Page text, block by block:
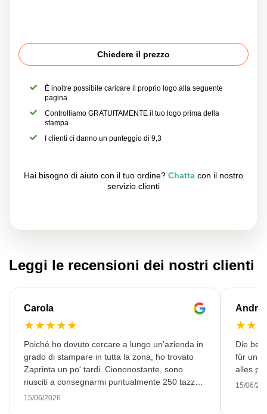
Chiedere il prezzo
È inoltre possibile caricare il proprio logo alla seguente
pagina
Controlliamo GRATUITAMENTE il tuo logo prima della
stampa
I clienti ci danno un punteggio di 9,3
Hai bisogno di aiuto con il tuo ordine? Chatta con il nostro
servizio clienti
Leggi le recensioni dei nostri clienti
Carola
★★★★★
Poiché ho dovuto cercare a lungo un'azienda in
grado di stampare in tutta la zona, ho trovato
Zaprinta un po' tardi. Ciononostante, sono
riusciti a consegnarmi puntualmente 250 tazze
smaltate splendidamente stampate. Sono molto
15/06/2026
★★
Die
für
alles
15/06/